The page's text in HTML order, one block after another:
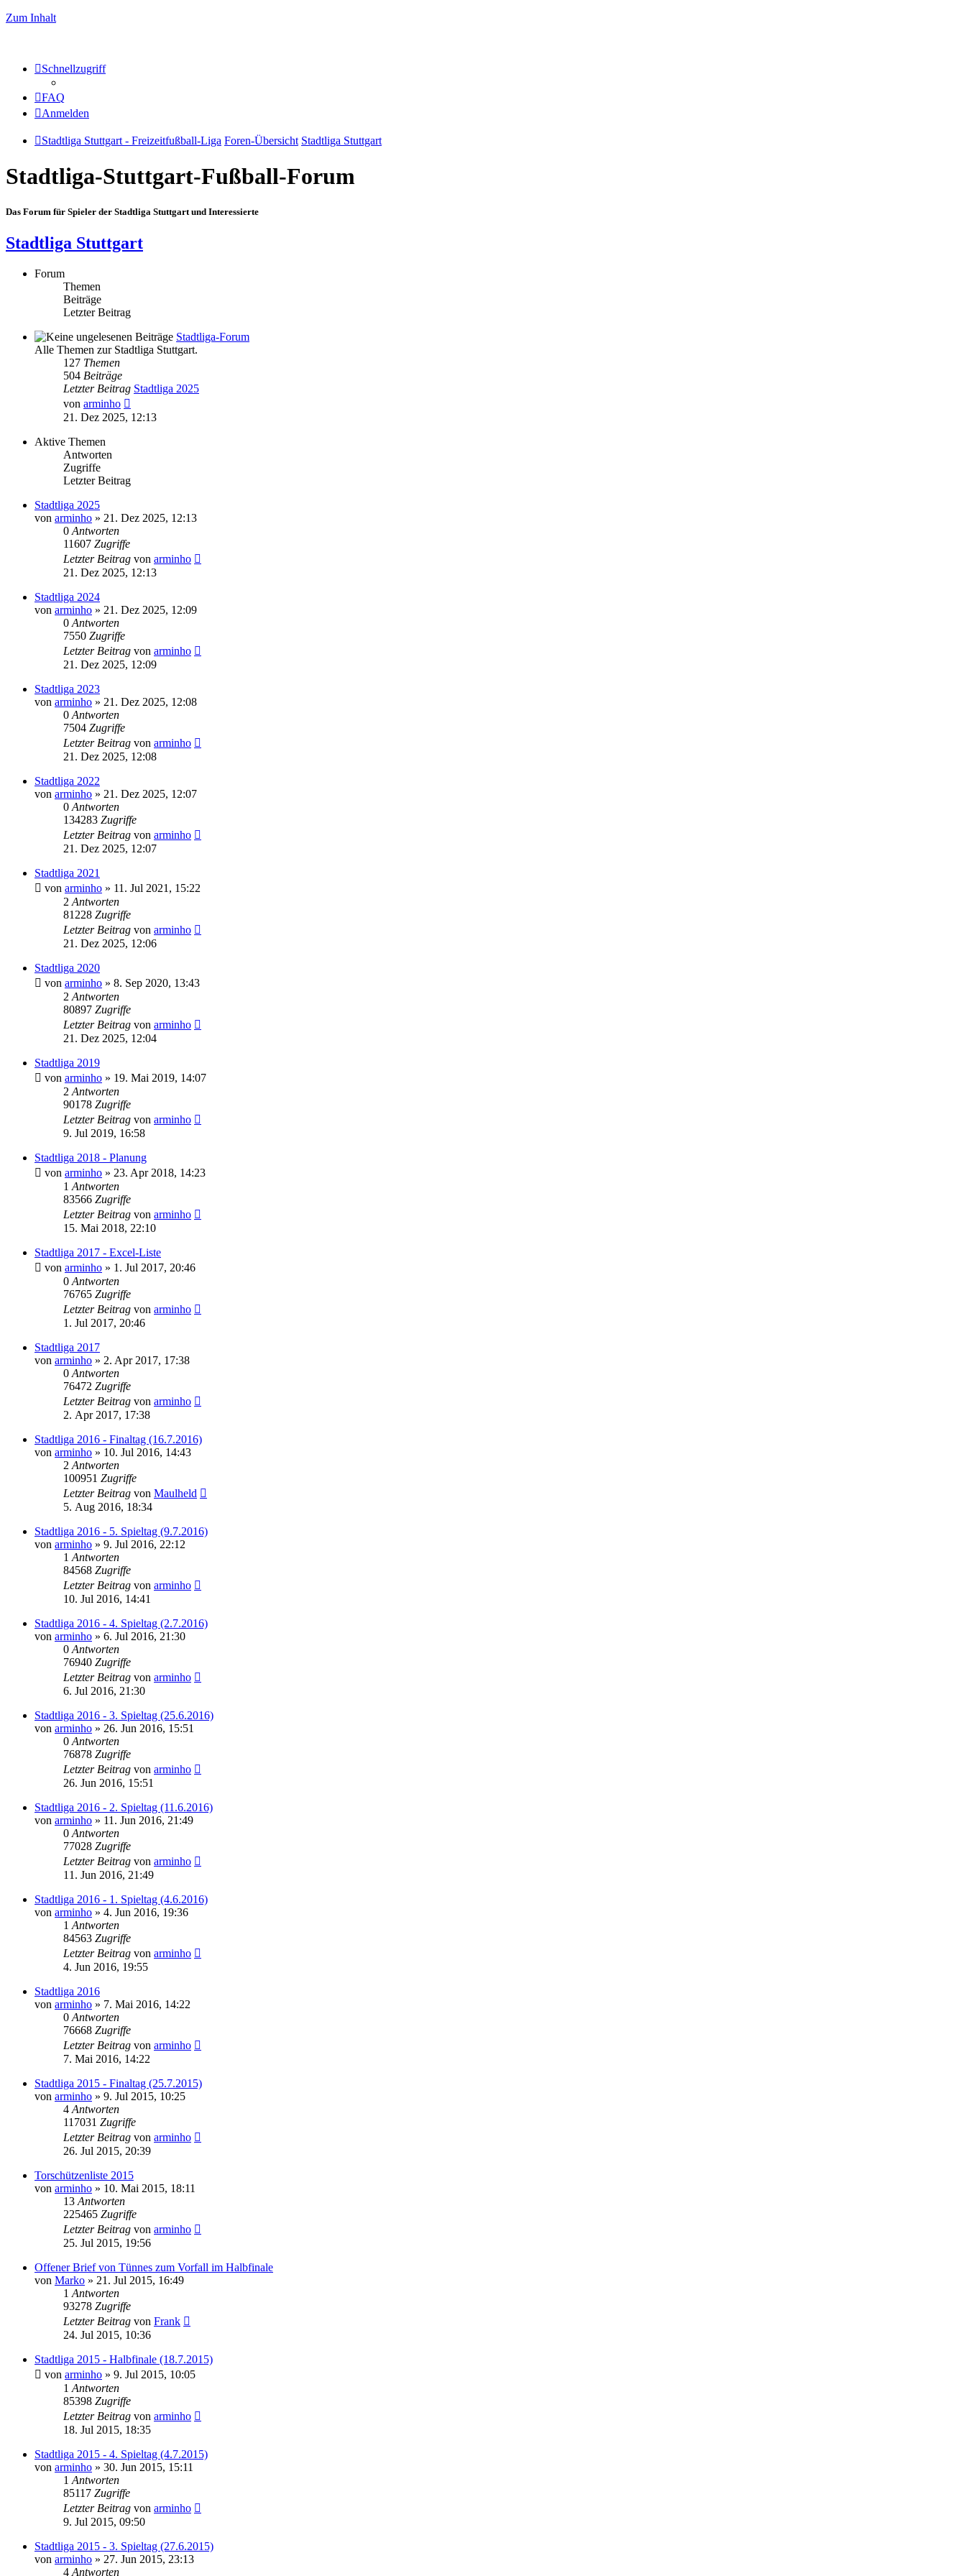
Zum Inhalt
Schnellzugriff
FAQ
Anmelden
Stadtliga Stuttgart - Freizeitfußball-Liga Foren-Übersicht Stadtliga Stuttgart
Stadtliga-Stuttgart-Fußball-Forum
Das Forum für Spieler der Stadtliga Stuttgart und Interessierte
Stadtliga Stuttgart
Forum
Themen
Beiträge
Letzter Beitrag
Stadtliga-Forum
Alle Themen zur Stadtliga Stuttgart.
127 Themen
504 Beiträge
Letzter Beitrag Stadtliga 2025
von arminho
Beitrag
21. Dez 2025, 12:13
Aktive Themen
Antworten
Zugriffe
Letzter Beitrag
Stadtliga 2025
von arminho » 21. Dez 2025, 12:13
0 Antworten
11607 Zugriffe
Letzter Beitrag von arminho
21. Dez 2025, 12:13
Stadtliga 2024
von arminho » 21. Dez 2025, 12:09
0 Antworten
7550 Zugriffe
Letzter Beitrag von arminho
21. Dez 2025, 12:09
Stadtliga 2023
von arminho » 21. Dez 2025, 12:08
0 Antworten
7504 Zugriffe
Letzter Beitrag von arminho
21. Dez 2025, 12:08
Stadtliga 2022
von arminho » 21. Dez 2025, 12:07
0 Antworten
134283 Zugriffe
Letzter Beitrag von arminho
21. Dez 2025, 12:07
Stadtliga 2021
von arminho » 11. Jul 2021, 15:22
2 Antworten
81228 Zugriffe
Letzter Beitrag von arminho
21. Dez 2025, 12:06
Stadtliga 2020
von arminho » 8. Sep 2020, 13:43
2 Antworten
80897 Zugriffe
Letzter Beitrag von arminho
21. Dez 2025, 12:04
Stadtliga 2019
von arminho » 19. Mai 2019, 14:07
2 Antworten
90178 Zugriffe
Letzter Beitrag von arminho
9. Jul 2019, 16:58
Stadtliga 2018 - Planung
von arminho » 23. Apr 2018, 14:23
1 Antworten
83566 Zugriffe
Letzter Beitrag von arminho
15. Mai 2018, 22:10
Stadtliga 2017 - Excel-Liste
von arminho » 1. Jul 2017, 20:46
0 Antworten
76765 Zugriffe
Letzter Beitrag von arminho
1. Jul 2017, 20:46
Stadtliga 2017
von arminho » 2. Apr 2017, 17:38
0 Antworten
76472 Zugriffe
Letzter Beitrag von arminho
2. Apr 2017, 17:38
Stadtliga 2016 - Finaltag (16.7.2016)
von arminho » 10. Jul 2016, 14:43
2 Antworten
100951 Zugriffe
Letzter Beitrag von Maulheld
5. Aug 2016, 18:34
Stadtliga 2016 - 5. Spieltag (9.7.2016)
von arminho » 9. Jul 2016, 22:12
1 Antworten
84568 Zugriffe
Letzter Beitrag von arminho
10. Jul 2016, 14:41
Stadtliga 2016 - 4. Spieltag (2.7.2016)
von arminho » 6. Jul 2016, 21:30
0 Antworten
76940 Zugriffe
Letzter Beitrag von arminho
6. Jul 2016, 21:30
Stadtliga 2016 - 3. Spieltag (25.6.2016)
von arminho » 26. Jun 2016, 15:51
0 Antworten
76878 Zugriffe
Letzter Beitrag von arminho
26. Jun 2016, 15:51
Stadtliga 2016 - 2. Spieltag (11.6.2016)
von arminho » 11. Jun 2016, 21:49
0 Antworten
77028 Zugriffe
Letzter Beitrag von arminho
11. Jun 2016, 21:49
Stadtliga 2016 - 1. Spieltag (4.6.2016)
von arminho » 4. Jun 2016, 19:36
1 Antworten
84563 Zugriffe
Letzter Beitrag von arminho
4. Jun 2016, 19:55
Stadtliga 2016
von arminho » 7. Mai 2016, 14:22
0 Antworten
76668 Zugriffe
Letzter Beitrag von arminho
7. Mai 2016, 14:22
Stadtliga 2015 - Finaltag (25.7.2015)
von arminho » 9. Jul 2015, 10:25
4 Antworten
117031 Zugriffe
Letzter Beitrag von arminho
26. Jul 2015, 20:39
Torschützenliste 2015
von arminho » 10. Mai 2015, 18:11
13 Antworten
225465 Zugriffe
Letzter Beitrag von arminho
25. Jul 2015, 19:56
Offener Brief von Tünnes zum Vorfall im Halbfinale
von Marko » 21. Jul 2015, 16:49
1 Antworten
93278 Zugriffe
Letzter Beitrag von Frank
24. Jul 2015, 10:36
Stadtliga 2015 - Halbfinale (18.7.2015)
von arminho » 9. Jul 2015, 10:05
1 Antworten
85398 Zugriffe
Letzter Beitrag von arminho
18. Jul 2015, 18:35
Stadtliga 2015 - 4. Spieltag (4.7.2015)
von arminho » 30. Jun 2015, 15:11
1 Antworten
85117 Zugriffe
Letzter Beitrag von arminho
9. Jul 2015, 09:50
Stadtliga 2015 - 3. Spieltag (27.6.2015)
von arminho » 27. Jun 2015, 23:13
4 Antworten